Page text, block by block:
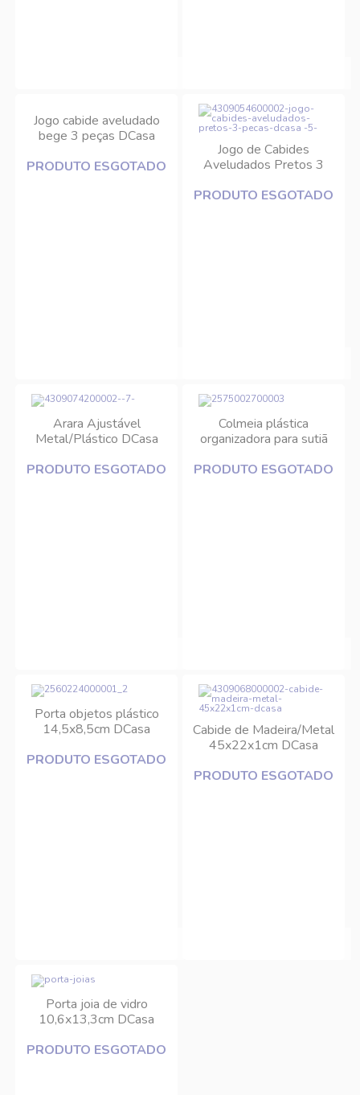
Jogo cabide aveludado
bege 3 peças DCasa
PRODUTO ESGOTADO
Jogo de Cabides
Aveludados Pretos 3
PRODUTO ESGOTADO
Arara Ajustável
Metal/Plástico DCasa
PRODUTO ESGOTADO
Colmeia plástica
organizadora para sutiã
PRODUTO ESGOTADO
Porta objetos plástico
14,5x8,5cm DCasa
PRODUTO ESGOTADO
Cabide de Madeira/Metal
45x22x1cm DCasa
PRODUTO ESGOTADO
Porta joia de vidro
10,6x13,3cm DCasa
PRODUTO ESGOTADO